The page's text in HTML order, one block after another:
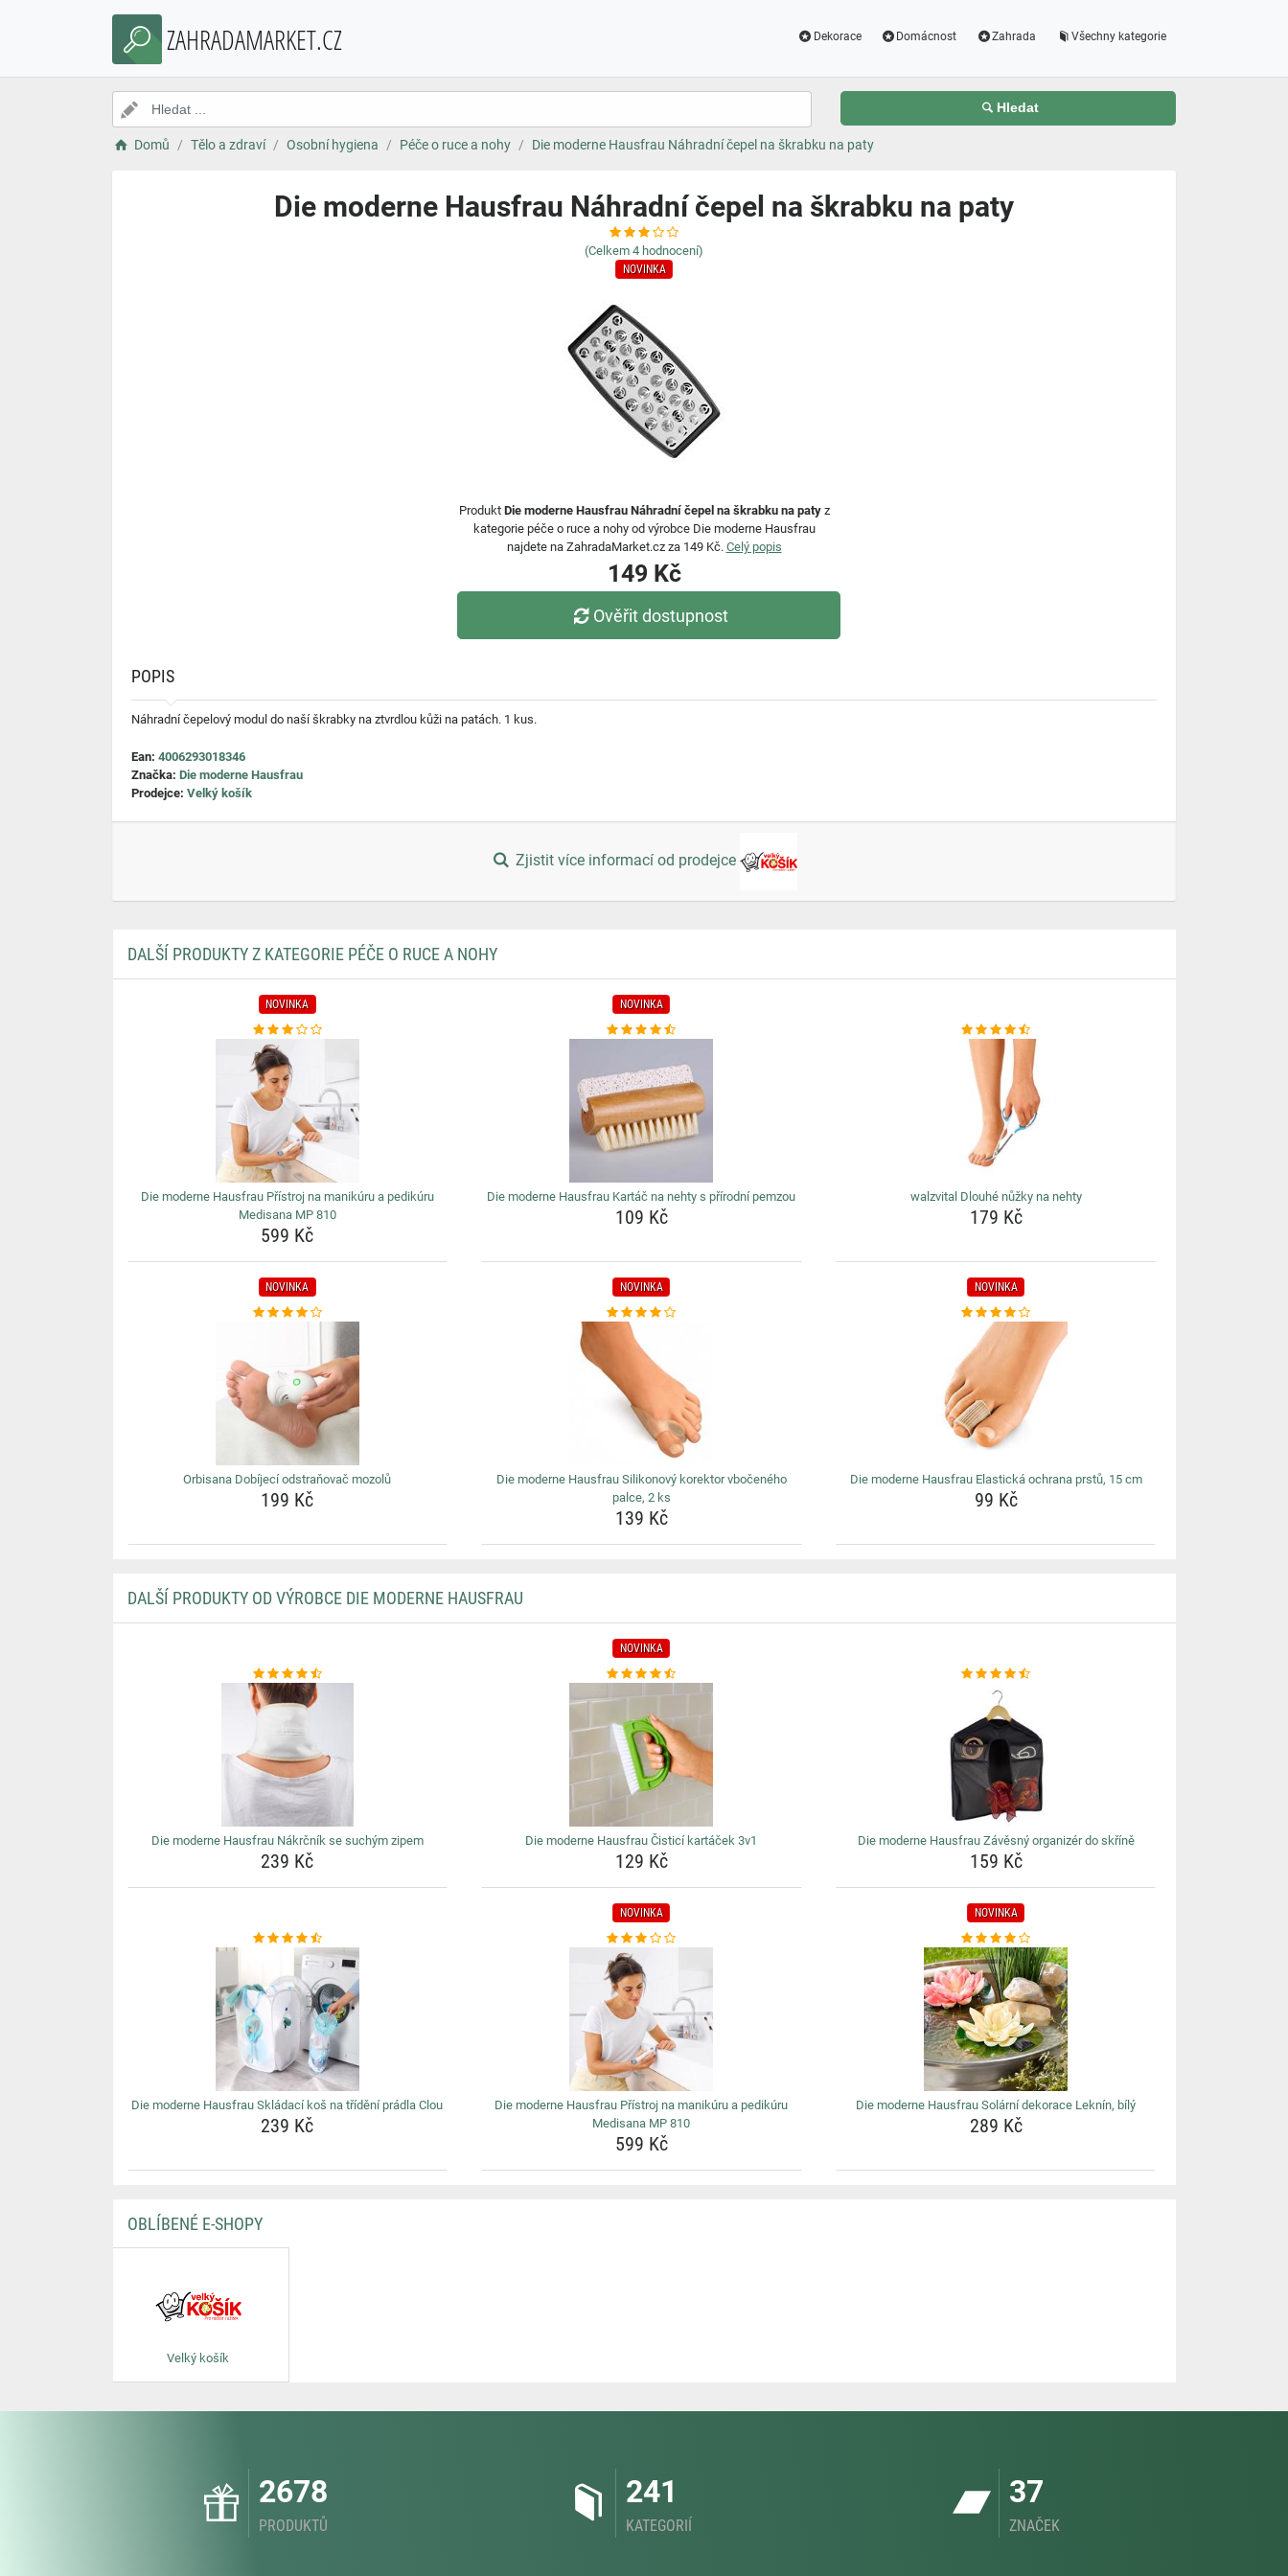
ZAHRADAMARKET.CZ Dekorace Domácnost Zahrada Všechny kategorie
Hledat
Domů Tělo a zdraví Osobní hygiena Péče o ruce a nohy Die moderne Hausfrau Náhradní čepel na škrabku na paty
Die moderne Hausfrau Náhradní čepel na škrabku na paty
(Celkem 4 hodnocení)
NOVINKA
Produkt Die moderne Hausfrau Náhradní čepel na škrabku na patyz
kategorie péče o ruce a nohy od výrobce Die moderne Hausfrau
najdete na ZahradaMarket.cz za 149 Kč. Celý popis
149 Kč
Ověřit dostupnost
POPIS
Náhradní čepelový modul do naší škrabky na ztvrdlou kůži na patách. 1 kus.
Ean: 4006293018346
Značka: Die moderne Hausfrau
Prodejce: Velký košík
Zjistit více informací od prodejce
DALŠÍ PRODUKTY Z KATEGORIE PÉČE O RUCE A NOHY
NOVINKA
Die moderne Hausfrau Přístroj na manikúru a pedikúru
Medisana MP 810
599 Kč
NOVINKA
Die moderne Hausfrau Kartáč na nehty s přírodní pemzou
109 Kč
walzvital Dlouhé nůžky na nehty
179 Kč
NOVINKA
Orbisana Dobíjecí odstraňovač mozolů
199 Kč
NOVINKA
Die moderne Hausfrau Silikonový korektor vbočeného
palce, 2 ks
139 Kč
NOVINKA
Die moderne Hausfrau Elastická ochrana prstů, 15 cm
99 Kč
DALŠÍ PRODUKTY OD VÝROBCE DIE MODERNE HAUSFRAU
Die moderne Hausfrau Nákrčník se suchým zipem
239 Kč
NOVINKA
Die moderne Hausfrau Čisticí kartáček 3v1
129 Kč
Die moderne Hausfrau Závěsný organizér do skříně
159 Kč
Die moderne Hausfrau Skládací koš na třídění prádla Clou
239 Kč
NOVINKA
Die moderne Hausfrau Přístroj na manikúru a pedikúru
Medisana MP 810
599 Kč
NOVINKA
Die moderne Hausfrau Solární dekorace Leknín, bílý
289 Kč
OBLÍBENÉ E-SHOPY
Velký košík
2678
PRODUKTŮ
241
KATEGORIÍ
37
ZNAČEK